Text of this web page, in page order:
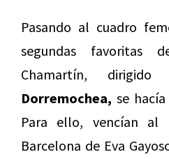
Pasando al cuadro
segundas favoritas
Chamartín,
Dorremochea, se
Para ello, vencían al
Barcelona de Eva